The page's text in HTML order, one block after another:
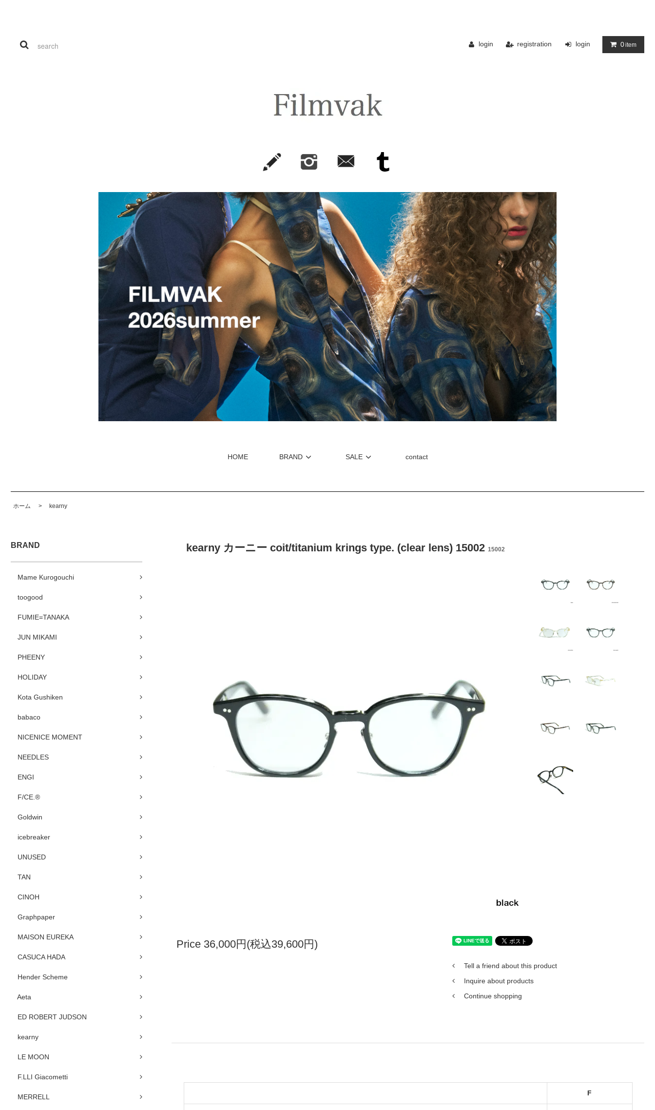
login registration login 0item
HOME BRAND SALE contact
ホーム > kearny
BRAND
Mame Kurogouchi
toogood
FUMIE=TANAKA
JUN MIKAMI
PHEENY
HOLIDAY
Kota Gushiken
babaco
NICENICE MOMENT
NEEDLES
ENGI
F/CE.®
Goldwin
icebreaker
UNUSED
TAN
CINOH
Graphpaper
MAISON EUREKA
CASUCA HADA
Hender Scheme
Aeta
ED ROBERT JUDSON
kearny
LE MOON
F.LLI Giacometti
MERRELL
kearny カーニー coit/titanium krings type. (clear lens) 15002 15002
Price 36,000円(税込39,600円)
Tell a friend about this product
Inquire about products
Continue shopping
F